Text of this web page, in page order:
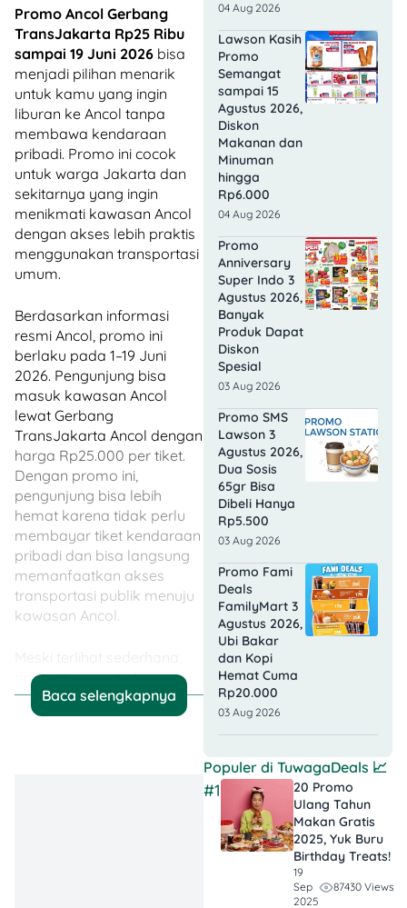
Promo Ancol Gerbang
TransJakarta Rp25 Ribu
sampai 19 Juni 2026 bisa
menjadi pilihan menarik
untuk kamu yang ingin
liburan ke Ancol tanpa
membawa kendaraan
pribadi. Promo ini cocok
untuk warga Jakarta dan
sekitarnya yang ingin
menikmati kawasan Ancol
dengan akses lebih praktis
menggunakan transportasi
umum.
Berdasarkan informasi
resmi Ancol, promo ini
berlaku pada 1–19 Juni
2026. Pengunjung bisa
masuk kawasan Ancol
lewat Gerbang
TransJakarta Ancol dengan
harga Rp25.000 per tiket.
Dengan promo ini,
pengunjung bisa lebih
hemat karena tidak perlu
membayar tiket kendaraan
pribadi dan bisa langsung
memanfaatkan akses
transportasi publik menuju
kawasan Ancol.
ada beberapa hal yang
tetap perlu diperhatikan.
Promo ini berlaku untuk
Baca selengkapnya
04 Aug 2026
Lawson Kasih
Promo
Semangat
sampai 15
Agustus 2026,
Diskon
Makanan dan
Minuman
hingga
Rp6.000
04 Aug 2026
Promo
Anniversary
Super Indo 3
Agustus 2026,
Banyak
Produk Dapat
Diskon
Spesial
03 Aug 2026
Promo SMS
Lawson 3
Agustus 2026,
Dua Sosis
65gr Bisa
Dibeli Hanya
Rp5.500
03 Aug 2026
Promo Fami
Deals
FamilyMart 3
Agustus 2026,
Ubi Bakar
dan Kopi
Hemat Cuma
Rp20.000
03 Aug 2026
Populer di TuwagaDeals 📈
#1
20 Promo
Ulang Tahun
Makan Gratis
2025, Yuk Buru
Birthday Treats!
19
Sep
2025
87430 Views